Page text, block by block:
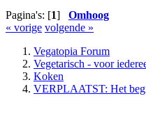
Pagina's: [1] Omhoog
« vorige volgende »
Vegatopia Forum
Vegetarisch - voor
Koken
VERPLAATST: Het